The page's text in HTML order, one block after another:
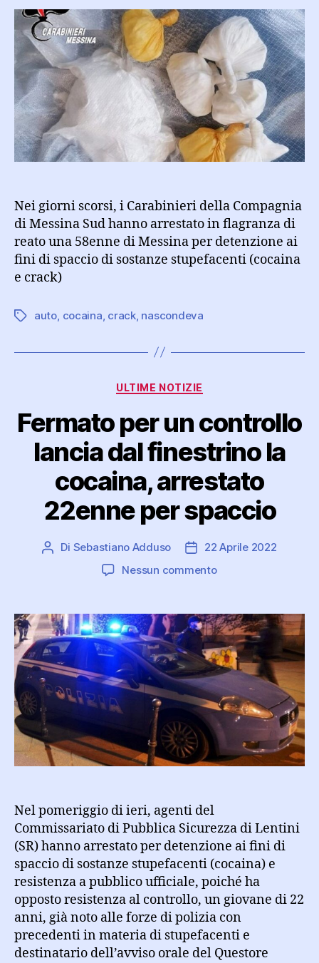
nascondeva
cocaina
e
crack:
58enne
posta
ai
domiciliari
Nei giorni scorsi, i Carabinieri della Compagnia
di Messina Sud hanno arrestato in flagranza di
reato una 58enne di Messina per detenzione ai
fini di spaccio di sostanze stupefacenti (cocaina
e crack)
Tag auto cocaina crack, nascondeva
Categorie
ULTIME NOTIZIE
Fermato per un controllo
lancia dal finestrino la
cocaina, arrestato
22enne per spaccio
Autore
Di Sebastiano Adduso
Data
dell'articolo
22 Aprile 2022
Nessun commentosu
un
controllo
lancia
dal
finestrino
la
cocaina,
arrestato
22enne
per
Nel pomeriggio di ieri, agenti del
Commissariato di Pubblica Sicurezza di Lentini
(SR) hanno arrestato per detenzione ai fini di
spaccio di sostanze stupefacenti (cocaina) e
resistenza a pubblico ufficiale, poiché ha
opposto resistenza al controllo, un giovane di 22
anni, già noto alle forze di polizia con
precedenti in materia di stupefacenti e
destinatario dell’avviso orale del Questore